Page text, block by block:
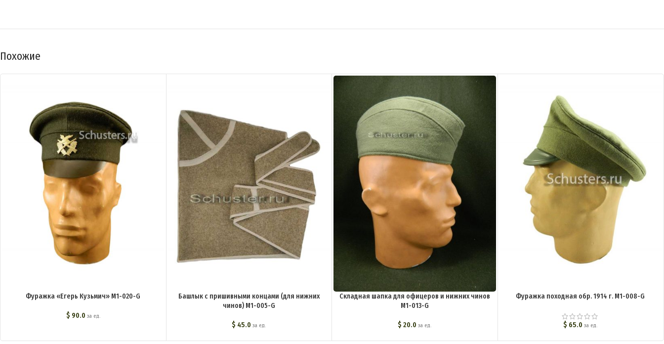
Похожие
Фуражка «Егерь Кузьмич» M1-020-G
$ 90.0 за ед.
Башлык с пришивными концами (для нижних
чинов) M1-005-G
$ 45.0 за ед.
Складная шапка для офицеров и нижних чинов
M1-013-G
$ 20.0 за ед.
Фуражка походная обр. 1914 г. M1-008-G
$ 65.0 за ед.